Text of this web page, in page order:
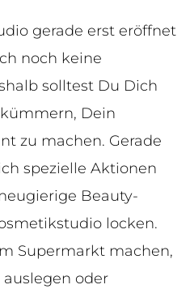
gerade erst eröffnet
noch keine
solltest Du Dich
Dein
zu machen. Gerade
spezielle Aktionen
Beauty-
locken.
Supermarkt machen,
oder